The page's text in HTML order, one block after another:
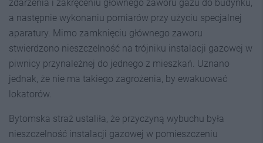
zdarzenia i zakręceniu głównego zaworu gazu do budynku,
a następnie wykonaniu pomiarów przy użyciu specjalnej
aparatury. Mimo zamknięciu głównego zaworu
stwierdzono nieszczelność na trójniku instalacji gazowej w
piwnicy przynależnej do jednego z mieszkań. Uznano
jednak, że nie ma takiego zagrożenia, by ewakuować
lokatorów.
Bytomska straż ustaliła, że przyczyną wybuchu była
nieszczelność instalacji gazowej w pomieszczeniu